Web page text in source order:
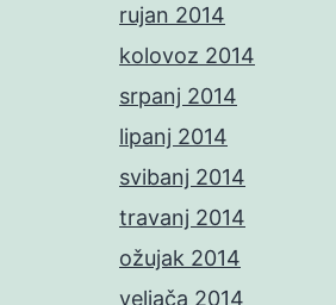
rujan 2014
kolovoz 2014
srpanj 2014
lipanj 2014
svibanj 2014
travanj 2014
ožujak 2014
veljača 2014